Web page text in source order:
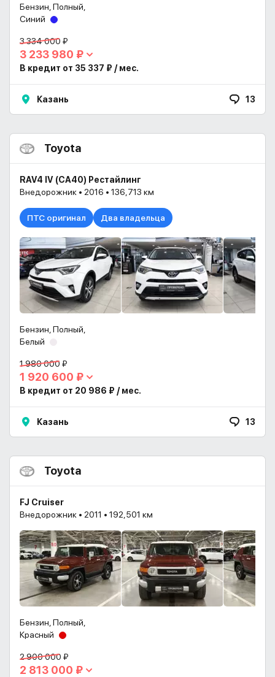
Бензин, Полный,
Синий
3 334 000 ₽
3 233 980 ₽
В кредит от 35 337 ₽ / мес.
Казань 13
Toyota
RAV4 IV (CA40) Рестайлинг
Внедорожник • 2016 • 136,713 км
ПТС оригинал Два владельца
Бензин, Полный,
Белый
1 980 000 ₽
1 920 600 ₽
В кредит от 20 986 ₽ / мес.
Казань 13
Toyota
FJ Cruiser
Внедорожник • 2011 • 192,501 км
Бензин, Полный,
Красный
2 900 000 ₽
2 813 000 ₽